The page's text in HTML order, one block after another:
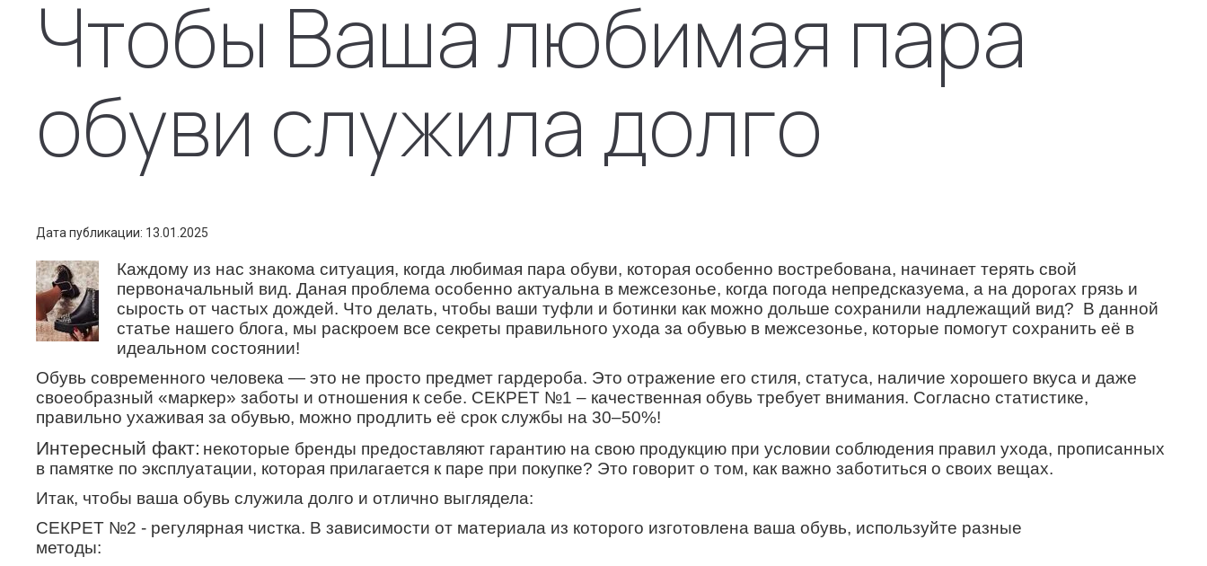
Чтобы Ваша любимая пара
обуви служила долго
Дата публикации: 13.01.2025
Каждому из нас знакома ситуация, когда любимая пара обуви, которая особенно востребована, начинает терять свой
первоначальный вид. Даная проблема особенно актуальна в межсезонье, когда погода непредсказуема, а на дорогах грязь и
сырость от частых дождей. Что делать, чтобы ваши туфли и ботинки как можно дольше сохранили надлежащий вид? В данной
статье нашего блога, мы раскроем все секреты правильного ухода за обувью в межсезонье, которые помогут сохранить её в
идеальном состоянии!
Обувь современного человека — это не просто предмет гардероба. Это отражение его стиля, статуса, наличие хорошего вкуса и даже
своеобразный «маркер» заботы и отношения к себе. СЕКРЕТ №1 – качественная обувь требует внимания. Согласно статистике,
правильно ухаживая за обувью, можно продлить её срок службы на 30–50%!
Интересный факт: некоторые бренды предоставляют гарантию на свою продукцию при условии соблюдения правил ухода, прописанных
в памятке по эксплуатации, которая прилагается к паре при покупке? Это говорит о том, как важно заботиться о своих вещах.
Итак, чтобы ваша обувь служила долго и отлично выглядела:
СЕКРЕТ №2 - регулярная чистка. В зависимости от материала из которого изготовлена ваша обувь, используйте разные
методы: